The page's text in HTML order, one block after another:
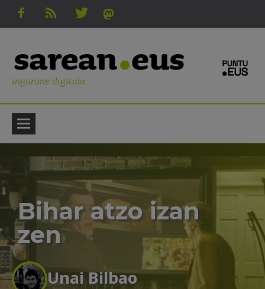
ingurune digitala
Bihar atzo izan
zen
Unai Bilbao